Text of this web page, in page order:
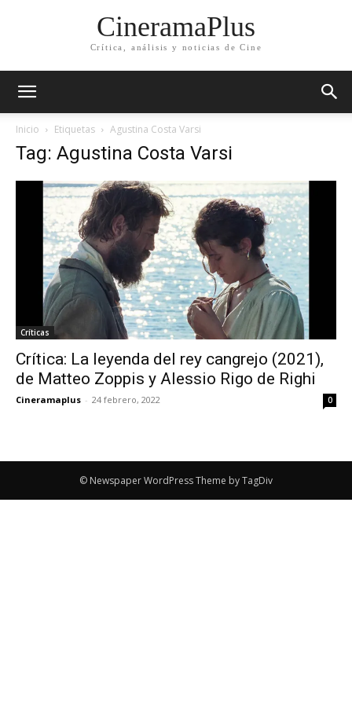
CineramaPlus
Crítica, análisis y noticias de Cine
Inicio Etiquetas Agustina Costa Varsi
Tag: Agustina Costa Varsi
Críticas
Crítica: La leyenda del rey cangrejo (2021),
de Matteo Zoppis y Alessio Rigo de Righi
Cineramaplus - 24 febrero, 2022 0
© Newspaper WordPress Theme by TagDiv